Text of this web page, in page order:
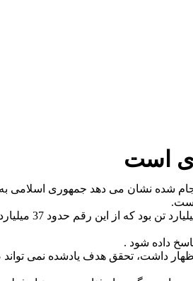
است
شده نشان می دهد جمهوری اسلامی
شمار مواد معدنی شناسایی شده در
داده شود .
اما می توان با اطمینان اظهار داشت، تحقق هدف